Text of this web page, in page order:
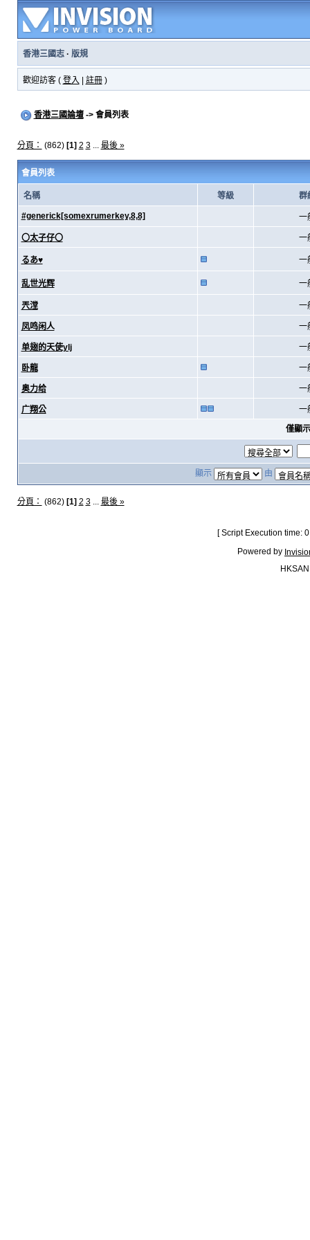
香港三國志· 版規
歡迎訪客 ( 登入 註冊)
香港三國論壇-> 會員列表
分頁： (862) [1] 2 3... 最後 »
會員列表
名稱 等級 群
#generick[somexrumerkey,8,8] 一
〇太子仔〇 一
るあ♥ 一
乱世光辉 一
兲漟 一
凤鸣闲人 一
单翅的天使ylj 一
卧龍 一
奥力给 一
广翔公
一
僅顯
顯示 由
分頁： (862) [1] 2 3... 最後 »
[ Script Execution time:
Powered by